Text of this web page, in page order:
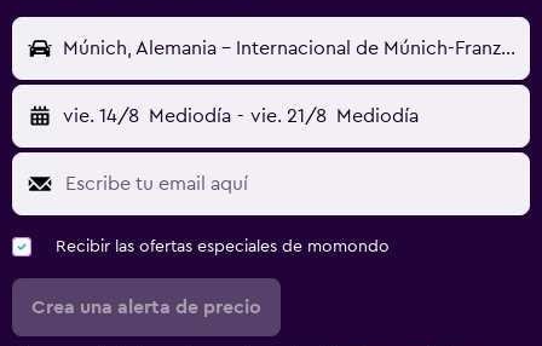
Múnich, Alemania - Internacional de Múnich-Franz Josef Strauss (MUC)
vie. 14/8 Mediodía - vie. 21/8 Mediodía
Recibir las ofertas especiales de momondo
Crea una alerta de precio